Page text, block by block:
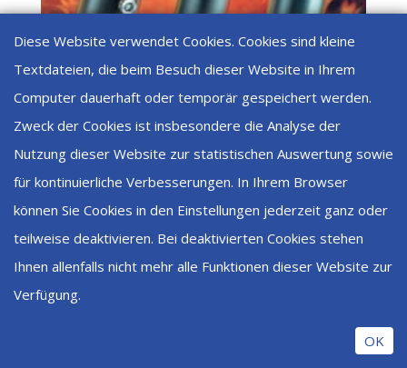
FDD15-02 1/4 Filter für Silikagel zum trocknen von
Gasen
Diese Website verwendet Cookies. Cookies sind kleine
Textdateien, die beim Besuch dieser Website in Ihrem
Computer dauerhaft oder temporär gespeichert werden.
Zweck der Cookies ist insbesondere die Analyse der
Nutzung dieser Website zur statistischen Auswertung sowie
für kontinuierliche Verbesserungen. In Ihrem Browser
können Sie Cookies in den Einstellungen jederzeit ganz oder
teilweise deaktivieren. Bei deaktivierten Cookies stehen
Ihnen allenfalls nicht mehr alle Funktionen dieser Website zur
Verfügung.
OK